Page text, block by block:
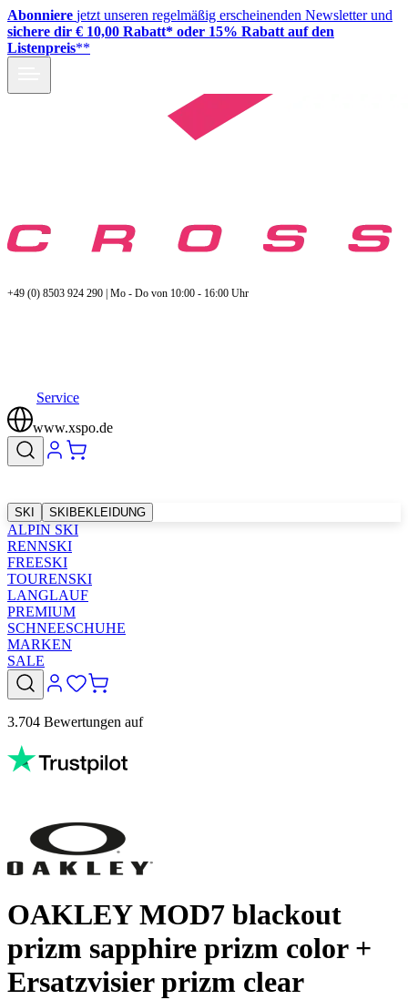
Abonniere jetzt unseren regelmäßig erscheinenden Newsletter und
sichere dir € 10,00 Rabatt* oder 15% Rabatt auf den
Listenpreis**
+49 (0) 8503 924 290 | Mo - Do von 10:00 - 16:00 Uhr
Service
www.xspo.de
SKI SKIBEKLEIDUNG
ALPIN SKI
RENNSKI
FREESKI
TOURENSKI
LANGLAUF
PREMIUM
SCHNEESCHUHE
MARKEN
SALE
3.704 Bewertungen auf
OAKLEY MOD7 blackout
prizm sapphire prizm color +
Ersatzvisier prizm clear